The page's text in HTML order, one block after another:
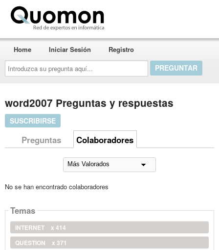
Introduzca
su
pregunta
aquí...
Home Iniciar Sesión Registro
word2007 Preguntas y respuestas
SUSCRIBIRSE
Preguntas Colaboradores
No se han encontrado colaboradores
Temas
INTERNET
x 414
QUESTION
x 371